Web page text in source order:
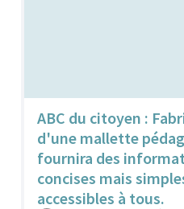
ABC du citoyen :
d'une mallette
fournira des
concises mais
accessibles à tous.